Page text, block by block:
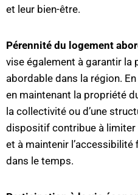
et leur bien-être.
Pérennité du logement
vise également à garantir la
abordable dans la région.
en maintenant la propriété
la collectivité ou d’une
dispositif contribue à
et à maintenir
dans le temps.